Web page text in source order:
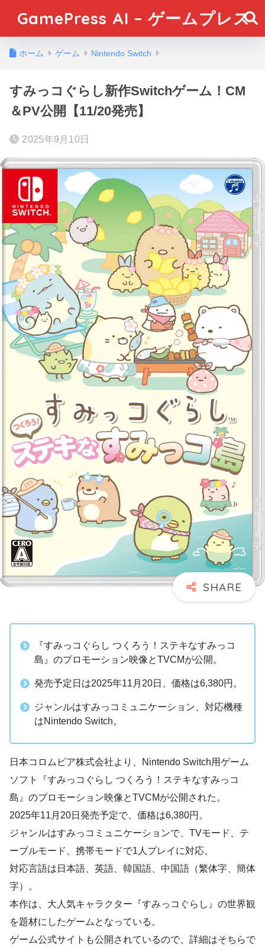
GamePress AI – ゲームプレス
ホーム ゲーム Nintendo Switch
すみっコぐらし新作Switchゲーム！CM
＆PV公開【11/20発売】
2025年9月10日
『すみっコぐらし つくろう！ステキなすみっコ
島』のプロモーション映像とTVCMが公開。
発売予定日は2025年11月20日、価格は6,380円。
ジャンルはすみっコミュニケーション、対応機種
はNintendo Switch。
日本コロムビア株式会社より、Nintendo Switch用ゲーム
ソフト『すみっコぐらし つくろう！ステキなすみっコ
島』のプロモーション映像とTVCMが公開された。
2025年11月20日発売予定で、価格は6,380円。
ジャンルはすみっコミュニケーションで、TVモード、テ
ーブルモード、携帯モードで1人プレイに対応。
対応言語は日本語、英語、韓国語、中国語（繁体字、簡体
字）。
本作は、大人気キャラクター『すみっコぐらし』の世界観
を題材にしたゲームとなっている。
ゲーム公式サイトも公開されているので、詳細はそちらで